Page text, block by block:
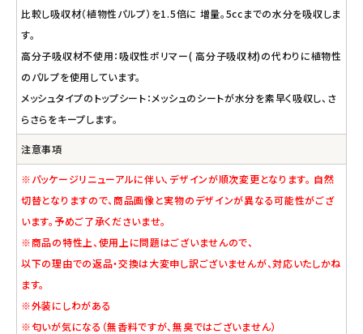
比較し吸収材（植物性パルプ）を1.5倍に 増量。5ccまでの水分を吸収しま
す。
高分子吸収材不使用：吸収性ポリマー( 高分子吸収材)の代わりに植物性
のパルプを使用しています。
メッシュタイプのトップシート：メッシュのシートが水分を素早く吸収し、さ
らさらをキープします。
注意事項
※パッケージリニューアルに伴い、デザインが順次変更となります。 自然
切替となりますので、商品画像と実物のデザインが異なる可能性がござ
います。予めご了承くださいませ。
※商品の特性上、使用上に問題はございませんので、
以下の理由での返品・交換は大変申し訳ございませんが、対応いたしかね
ます。
※外装にしわがある
※匂いが気になる（無香料ですが、無臭ではございません）